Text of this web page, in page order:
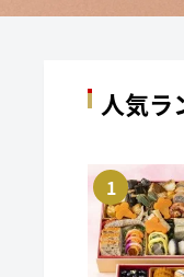
人気ラ
1